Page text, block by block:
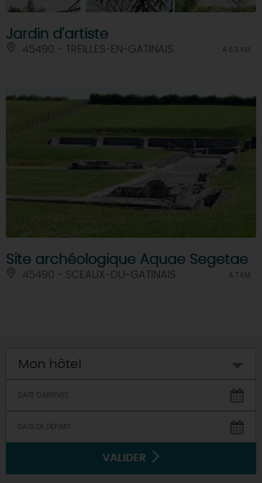
Jardin d'artiste
45490 - TREILLES-EN-GATINAIS À 6.5 KM
Site archéologique Aquae Segetae
45490 - SCEAUX-DU-GATINAIS À 7 KM
Mon hôtel
VALIDER